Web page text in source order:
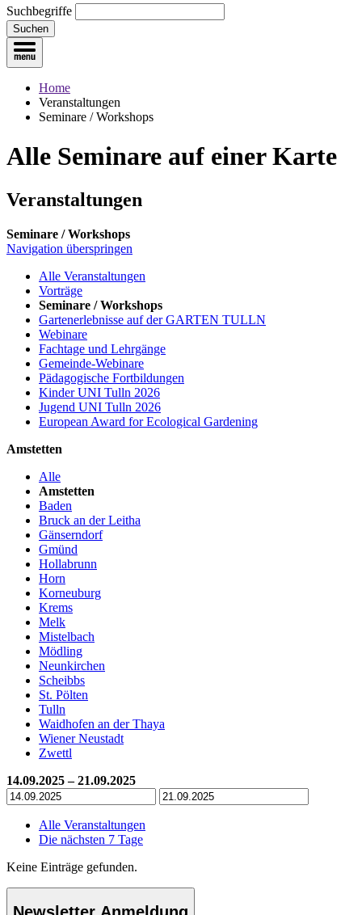
Suchbegriffe
Suchen
Home
Veranstaltungen
Seminare / Workshops
Alle Seminare auf einer Karte
Veranstaltungen
Seminare / Workshops
Navigation überspringen
Alle Veranstaltungen
Vorträge
Seminare / Workshops
Gartenerlebnisse auf der GARTEN TULLN
Webinare
Fachtage und Lehrgänge
Gemeinde-Webinare
Pädagogische Fortbildungen
Kinder UNI Tulln 2026
Jugend UNI Tulln 2026
European Award for Ecological Gardening
Amstetten
Alle
Amstetten
Baden
Bruck an der Leitha
Gänserndorf
Gmünd
Hollabrunn
Horn
Korneuburg
Krems
Melk
Mistelbach
Mödling
Neunkirchen
Scheibbs
St. Pölten
Tulln
Waidhofen an der Thaya
Wiener Neustadt
Zwettl
14.09.2025 – 21.09.2025
Alle Veranstaltungen
Die nächsten 7 Tage
Keine Einträge gefunden.